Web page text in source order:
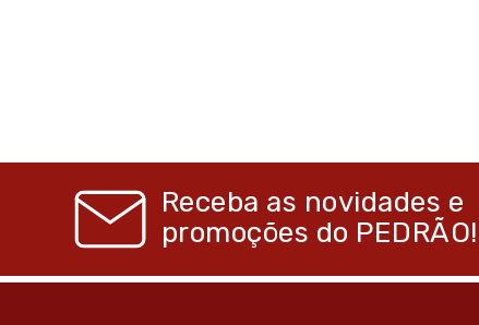
Receba as novidades e
promoções do PEDRÃO!